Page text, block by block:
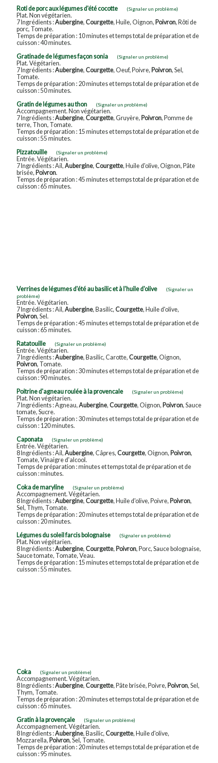
Roti de porc aux légumes d'été cocotte (Signaler un problème)
Plat. Non végétarien.
7 Ingrédients :Aubergine, Courgette, Huile, Oignon, Poivron, Rôti de
porc, Tomate.
Temps de préparation : 10 minutes et temps total de préparation et de
cuisson : 40 minutes.
Gratinade de légumes façon sonia
(Signaler un problème)
Plat. Végétarien.
7 Ingrédients :Aubergine, Courgette, Oeuf, Poivre, Poivron, Sel,
Tomate.
Temps de préparation : 20 minutes et temps total de préparation et de
cuisson : 50 minutes.
Gratin de légumes au thon
(Signaler un problème)
Accompagnement. Non végétarien.
7 Ingrédients :Aubergine, Courgette, Gruyère, Poivron, Pomme de
terre, Thon, Tomate.
Temps de préparation : 15 minutes et temps total de préparation et de
cuisson : 55 minutes.
Pizzatouille
(Signaler un problème)
Entrée. Végétarien.
7 Ingrédients : Ail, Aubergine, Courgette, Huile d'olive, Oignon, Pâte
brisée, Poivron.
Temps de préparation : 45 minutes et temps total de préparation et de
cuisson : 65 minutes.
Verrines de légumes d'été au basilic et à l'huile d'olive
(Signaler un
problème)
Entrée. Végétarien.
7 Ingrédients : Ail, Aubergine, Basilic, Courgette, Huile d'olive,
Poivron, Sel.
Temps de préparation : 45 minutes et temps total de préparation et de
cuisson : 65 minutes.
Ratatouille
(Signaler un problème)
Entrée. Végétarien.
7 Ingrédients :Aubergine, Basilic, Carotte, Courgette, Oignon,
Poivron, Tomate.
Temps de préparation : 30 minutes et temps total de préparation et de
cuisson : 90 minutes.
Poitrine d'agneau roulée à la provencale
(Signaler un problème)
Plat. Non végétarien.
7 Ingrédients : Agneau, Aubergine, Courgette, Oignon, Poivron, Sauce
tomate, Sucre.
Temps de préparation : 30 minutes et temps total de préparation et de
cuisson : 120 minutes.
Caponata
(Signaler un problème)
Entrée. Végétarien.
8 Ingrédients : Ail, Aubergine, Câpres, Courgette, Oignon, Poivron,
Tomate, Vinaigre d'alcool.
Temps de préparation : minutes et temps total de préparation et de
cuisson : minutes.
Coka de maryline
(Signaler un problème)
Accompagnement. Végétarien.
8 Ingrédients :Aubergine, Courgette, Huile d'olive, Poivre, Poivron,
Sel, Thym, Tomate.
Temps de préparation : 20 minutes et temps total de préparation et de
cuisson : 20 minutes.
Légumes du soleil farcis bolognaise
(Signaler un problème)
Plat. Non végétarien.
8 Ingrédients :Aubergine, Courgette, Poivron, Porc, Sauce bolognaise,
Sauce tomate, Tomate, Veau.
Temps de préparation : 15 minutes et temps total de préparation et de
cuisson : 55 minutes.
Coka (Signaler un problème)
Accompagnement. Végétarien.
8 Ingrédients :Aubergine, Courgette, Pâte brisée, Poivre, Poivron, Sel,
Thym, Tomate.
Temps de préparation : 20 minutes et temps total de préparation et de
cuisson : 65 minutes.
Gratin à la provençale
(Signaler un problème)
Accompagnement. Végétarien.
8 Ingrédients :Aubergine, Basilic, Courgette, Huile d'olive,
Mozzarella, Poivron, Sel, Tomate.
Temps de préparation : 20 minutes et temps total de préparation et de
cuisson : 95 minutes.